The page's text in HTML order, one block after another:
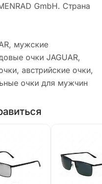
GmbH. Страна
мужские
очки JAGUAR,
австрийские очки,
очки для мужчин